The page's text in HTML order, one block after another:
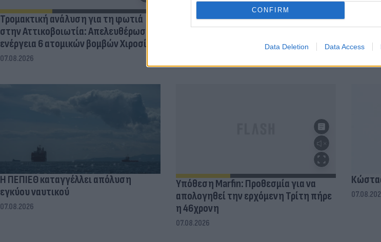
CONFIRM
Data Deletion Data Access
Τρομακτική ανάλυση για τη φωτιά
στην Αττικοβοιωτία: Απελευθέρωσε
ενέργεια 6 ατομικών βομβών Χιροσίμα
07.08.2026
«Σουνιτικό ΝΑΤΟ» στη Μέση Ανατολή;
Τι προβλέπει το σύμφωνο της Μέκκας
το
Η ΠΕΠΙΕΘ καταγγέλλει απόλυση
εγκύου ναυτικού
07.08.2026
Υπόθεση Marfin: Προθεσμία για να
απολογηθεί την ερχόμενη Τρίτη πήρε
η 46χρονη
07.08.2026